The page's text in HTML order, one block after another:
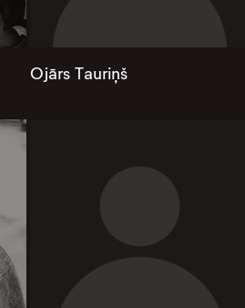
Ojārs Tauriņš